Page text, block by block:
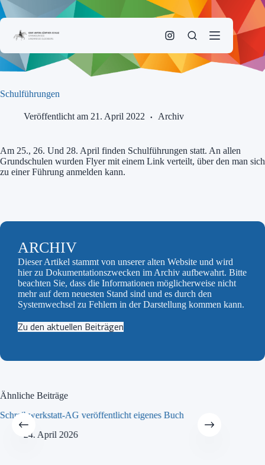
Zum
Inhalt
Schulführungen
Veröffentlicht am 21. April 2022 Archiv
Am 25., 26. Und 28. April finden Schulführungen statt. An allen
Grundschulen wurden Flyer mit einem Link verteilt, über den man sich
zu einer Führung anmelden kann.
ARCHIV
Dieser Artikel stammt von unserer alten Website und wird
hier zu Dokumentationszwecken im Archiv aufbewahrt. Bitte
beachten Sie, dass die Informationen möglicherweise nicht
mehr auf dem neuesten Stand sind und es durch den
Systemwechsel zu Fehlern in der Darstellung kommen kann.
Zu den aktuellen Beiträgen
Ähnliche Beiträge
Schreibwerkstatt-AG veröffentlicht eigenes Buch
24. April 2026